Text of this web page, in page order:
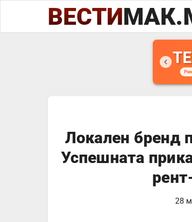
ВЕСТИ
Локален бренд
Успешната
28